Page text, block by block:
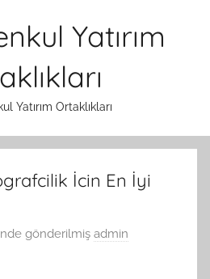
Yatırım
Yatırım Ortaklıkları
İcin En İyi
gönderilmiş admin